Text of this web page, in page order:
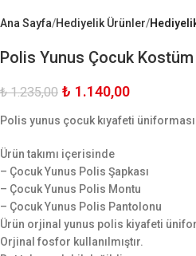
Ana Sayfa Hediyelik Ürünler
Polis Yunus Çocuk
₺1.235,00 ₺ 1.140,00
Polis yunus çocuk kıyafeti üniforması
Ürün takımı içerisinde
– Çocuk Yunus Polis Şapkası
– Çocuk Yunus Polis Montu
– Çocuk Yunus Polis Pantolonu
Ürün orjinal yunus polis kiyafeti
Orjinal fosfor kullanılmıştır.